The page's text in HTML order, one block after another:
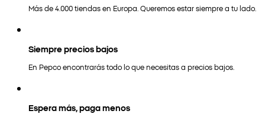
Más de 4.000 tiendas en Europa. Queremos estar siempre a tu lado.
Siempre precios bajos
En Pepco encontrarás todo lo que necesitas a precios bajos.
Espera más, paga menos